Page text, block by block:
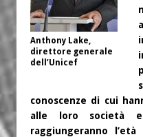
Anthony Lake,
direttore generale
dell’Unicef
conoscenze di cui
alle loro società e
raggiungeranno l’età